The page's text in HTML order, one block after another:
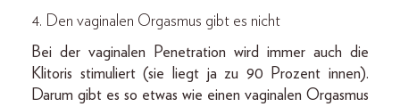
4. Den vaginalen Orgasmus gibt es nicht
Bei der vaginalen Penetration wird immer auch die
Klitoris stimuliert (sie liegt ja zu 90 Prozent innen).
Darum gibt es so etwas wie einen vaginalen Orgasmus